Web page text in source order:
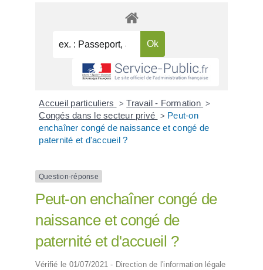
Accueil particuliers > Travail - Formation >
Congés dans le secteur privé > Peut-on
enchaîner congé de naissance et congé de
paternité et d'accueil ?
Question-réponse
Peut-on enchaîner congé de
naissance et congé de
paternité et d'accueil ?
Vérifié le 01/07/2021 - Direction de l'information légale